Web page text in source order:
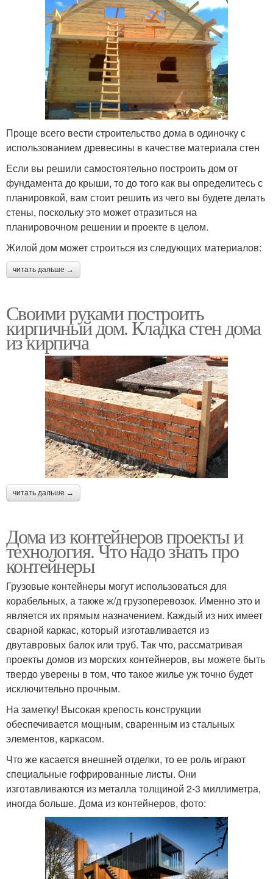
Проще всего вести строительство дома в одиночку с
использованием древесины в качестве материала стен
Если вы решили самостоятельно построить дом от
фундамента до крыши, то до того как вы определитесь с
планировкой, вам стоит решить из чего вы будете делать
стены, поскольку это может отразиться на
планировочном решении и проекте в целом.
Жилой дом может строиться из следующих материалов:
читать дальше →
Своими руками построить
кирпичный дом. Кладка стен дома
из кирпича
читать дальше →
Дома из контейнеров проекты и
технология. Что надо знать про
контейнеры
Грузовые контейнеры могут использоваться для
корабельных, а также ж/д грузоперевозок. Именно это и
является их прямым назначением. Каждый из них имеет
сварной каркас, который изготавливается из
двутавровых балок или труб. Так что, рассматривая
проекты домов из морских контейнеров, вы можете быть
твердо уверены в том, что такое жилье уж точно будет
исключительно прочным.
На заметку! Высокая крепость конструкции
обеспечивается мощным, сваренным из стальных
элементов, каркасом.
Что же касается внешней отделки, то ее роль играют
специальные гофрированные листы. Они
изготавливаются из металла толщиной 2-3 миллиметра,
иногда больше. Дома из контейнеров, фото: